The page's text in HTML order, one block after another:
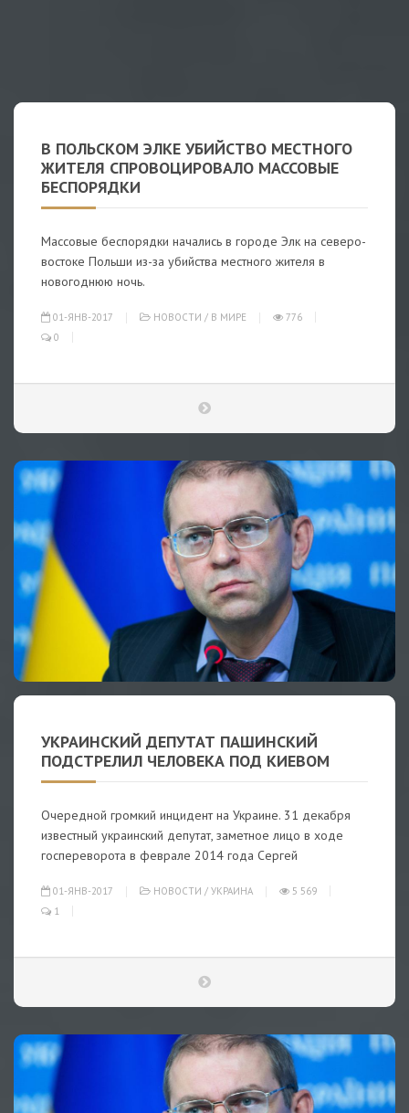
В ПОЛЬСКОМ ЭЛКЕ УБИЙСТВО МЕСТНОГО
ЖИТЕЛЯ СПРОВОЦИРОВАЛО МАССОВЫЕ
БЕСПОРЯДКИ
Массовые беспорядки начались в городе Элк на северо-
востоке Польши из-за убийства местного жителя в
новогоднюю ночь.
01-ЯНВ-2017 НОВОСТИ / В МИРЕ
776
0
УКРАИНСКИЙ ДЕПУТАТ ПАШИНСКИЙ
ПОДСТРЕЛИЛ ЧЕЛОВЕКА ПОД КИЕВОМ
Очередной громкий инцидент на Украине. 31 декабря
известный украинский депутат, заметное лицо в ходе
госпереворота в феврале 2014 года Сергей
01-ЯНВ-2017 НОВОСТИ / УКРАИНА
5 569
1